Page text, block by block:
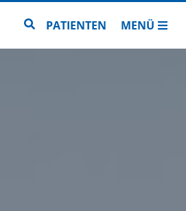
Zur Seitensuche
PATIENTEN MENÜ